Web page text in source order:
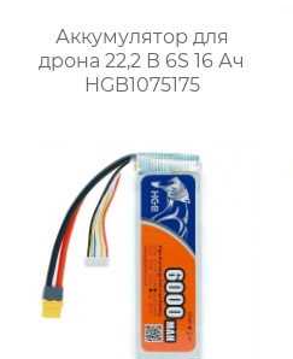
Аккумулятор для
дрона 22,2 В 6S 16 Ач
HGB1075175